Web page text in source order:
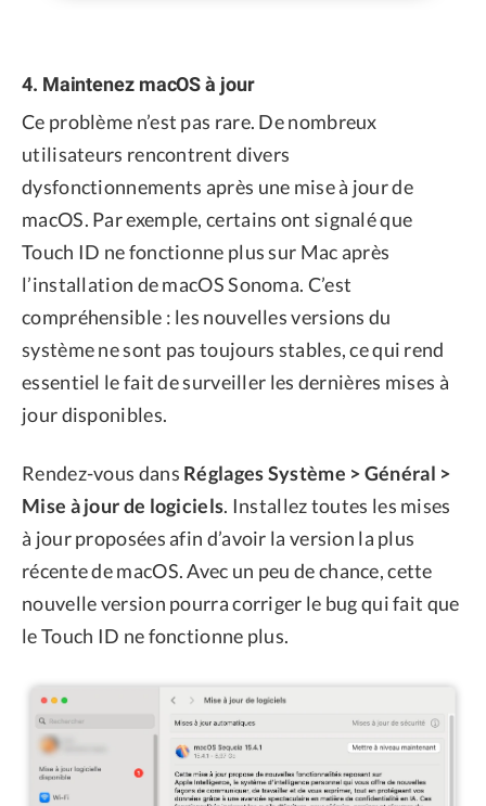
4. Maintenez macOS à jour
Ce problème n’est pas rare. De nombreux
utilisateurs rencontrent divers
dysfonctionnements après une mise à jour de
macOS. Par exemple, certains ont signalé que
Touch ID ne fonctionne plus sur Mac après
l’installation de macOS Sonoma. C’est
compréhensible : les nouvelles versions du
système ne sont pas toujours stables, ce qui rend
essentiel le fait de surveiller les dernières mises à
jour disponibles.
Rendez-vous dans Réglages Système > Général >
Mise à jour de logiciels. Installez toutes les mises
à jour proposées afin d’avoir la version la plus
récente de macOS. Avec un peu de chance, cette
nouvelle version pourra corriger le bug qui fait que
le Touch ID ne fonctionne plus.